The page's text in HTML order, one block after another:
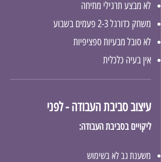
לא מבצע תרגילי מתיחה
משחק כדורגל 2-3 פעמים בשבוע
לא סובל מבעיות ספציפיות
אין בעיה כלכלית
עיצוב סביבת העבודה - לפני
ליקויים בסביבת העבודה:
משענת גב לא בשימוש